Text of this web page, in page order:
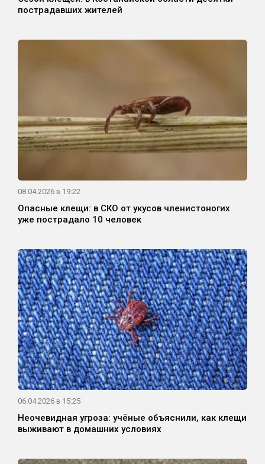
пострадавших жителей
08.04.2026 в 19:22
Опасные клещи: в СКО от укусов членистоногих
уже пострадало 10 человек
06.04.2026 в 15:25
Неочевидная угроза: учёные объяснили, как клещи
выживают в домашних условиях